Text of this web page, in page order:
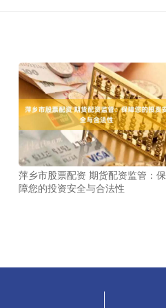
萍乡市股票配资 期货配资监管：保
障您的投资安全与合法性